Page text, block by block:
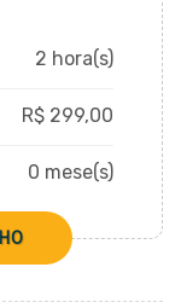
2 hora(s)
R$ 299,00
0 mese(s)